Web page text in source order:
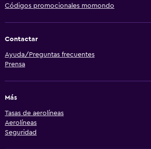
Códigos promocionales momondo
Contactar
Ayuda/Preguntas frecuentes
Prensa
Más
Tasas de aerolíneas
Aerolíneas
Seguridad